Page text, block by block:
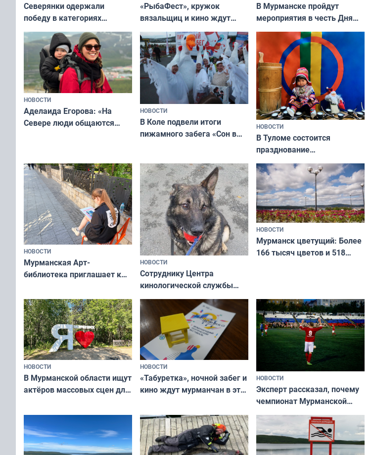
Северянки одержали
победу в категориях
всероссийского конкурса
«Мисс и Миссис Великая
Русь»
«РыбаФест», кружок
вязальщиц и кино ждут
мурманчан в эти выходные
В Мурманске пройдут
мероприятия в честь Дня
физкультурника
НОВОСТИ
Аделаида Егорова: «На
Севере люди общаются
НОВОСТИ
В Коле подвели итоги
пижамного забега «Сон в
НОВОСТИ
В Туломе состоится
празднование
Международного дня
коренных народов мира
НОВОСТИ
Мурманская Арт-
библиотека приглашает к
и фотографов
НОВОСТИ
Сотруднику Центра
кинологической службы
ищут новый дом
НОВОСТИ
Мурманск цветущий: Более
166 тысяч цветов и 518
НОВОСТИ
В Мурманской области ищут
актёров массовых сцен для
короткометражном фильме
НОВОСТИ
«Табуретка», ночной забег и
кино ждут мурманчан в эти
НОВОСТИ
Эксперт рассказал, почему
чемпионат Мурманской
области по футболу остался
незамеченным